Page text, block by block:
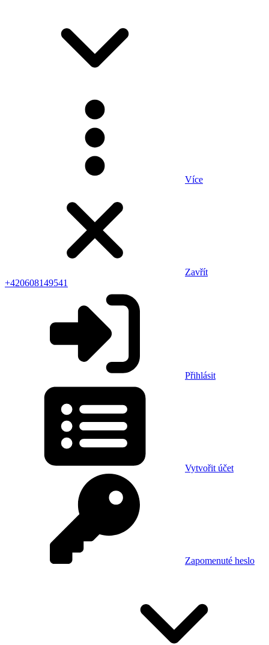
Více
Zavřít
+420608149541
Přihlásit
Vytvořit účet
Zapomenuté heslo